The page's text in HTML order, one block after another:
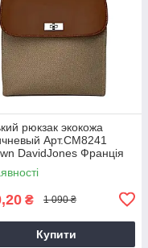
рюкзак экокожа
Арт.CM8241
DavidJones Франція
₴ 1 090 ₴
Купити